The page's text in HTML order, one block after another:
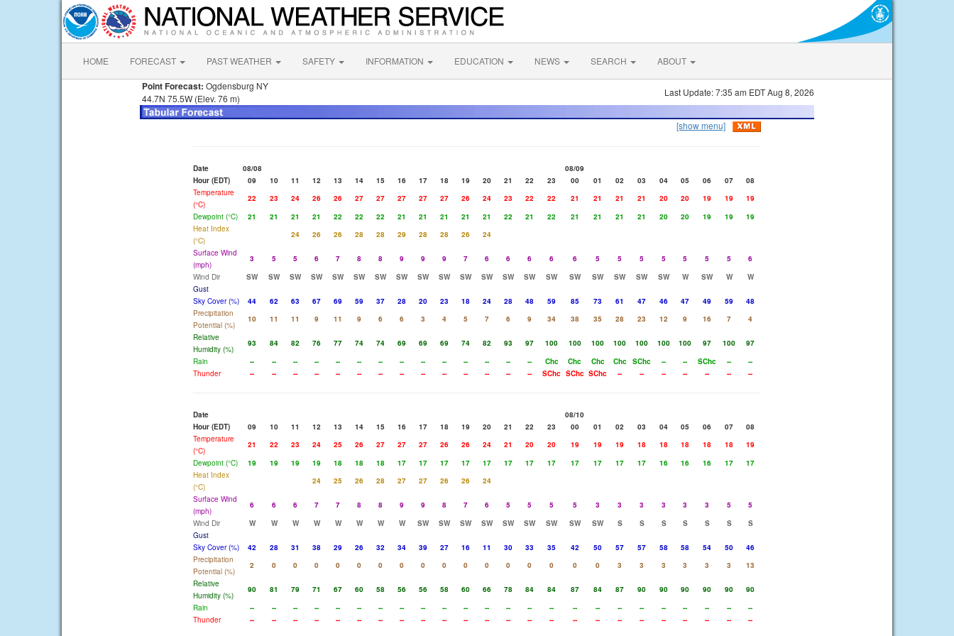
HOME FORECAST PAST WEATHER SAFETY INFORMATION EDUCATION NEWS SEARCH ABOUT
Point Forecast: Ogdensburg NY
44.7N 75.5W (Elev. 76 m)
Last Update: 7:35 am EDT Aug 8, 2026
[show menu]
Date 08/08
08/09
Hour (EDT)
09 10 11 12 13 14 15 16 17 18 19 20 21 22 23 00 01 02 03 04 05 06 07
08
Temperature
(°C)
22 23 24 26 26 27 27 27 27 27 26 24 23 22 22 21 21 21 21 20 20 19 19
19
Dewpoint (°C)
21 21 21 21 22 22 22 21 21 21 21 21 22 21 22 21 21 21 21 20 20 19 19
19
Heat Index
(°C)
24 26 26 28 28 29 28 28 26
24
Surface Wind
(mph)
3 5 5 6 7 8 8 9 9 9 7 6 6 6 6 6 5 5 5 5 5 5 5
6
Wind Dir
SW SW SW SW SW SW SW SW SW SW SW SW SW SW SW SW SW SW SW SW W SW W
W
Gust
Sky Cover (%)
44 62 63 67 69 59 37 28 20 23 18 24 28 48 59 85 73 61 47 46 47 49 59
48
Precipitation
Potential (%)
10 11 11 9 11 9 6 6 3 4 5 7 6 9 34 38 35 28 23 12 9 16 7
4
Relative
Humidity (%)
93 84 82 76 77 74 74 69 69 69 74 82 93 97 100 100 100 100 100 100 100 97 100
97
Rain
-- -- -- -- -- -- -- -- -- -- -- -- -- -- Chc Chc Chc Chc SChc -- -- SChc --
--
Thunder
-- -- -- -- -- -- -- -- -- -- -- -- -- -- SChc SChc SChc -- -- -- -- -- -- --
Date
08/10
Hour (EDT)
09 10 11 12 13 14 15 16 17 18 19 20 21 22 23 00 01 02 03 04 05 06 07
08
Temperature
(°C)
21 22 23 24 25 26 27 27 27 26 26 24 21 20 20 19 19 19 18 18 18 18 18
19
Dewpoint (°C)
19 19 19 19 18 18 18 17 17 17 17 17 17 17 17 17 17 17 17 16 16 16 17
17
Heat Index
(°C)
24 25 26 28 27 27 26 26
24
Surface Wind
(mph)
6 6 6 7 7 8 8 9 9 8 7 6 5 5 5 5 3 3 3 3 3 3 5
5
Wind Dir
W W W W W W W W SW SW SW SW SW SW SW SW SW S S S S S S
S
Gust
Sky Cover (%)
42 28 31 38 29 26 32 34 39 27 16 11 30 33 35 42 50 57 57 58 58 54 50
46
Precipitation
Potential (%)
2 0 0 0 0 0 0 0 0 0 0 0 0 0 0 0 0 3 3 3 3 3 3
13
Relative
Humidity (%)
90 81 79 71 67 60 58 56 56 58 60 66 78 84 84 87 84 87 90 90 90 90 90
90
Rain
-- -- -- -- -- -- -- -- -- -- -- -- -- -- -- -- -- -- -- -- -- -- --
--
Thunder
-- -- -- -- -- -- -- -- -- -- -- -- -- -- -- -- -- -- -- -- -- -- -- --